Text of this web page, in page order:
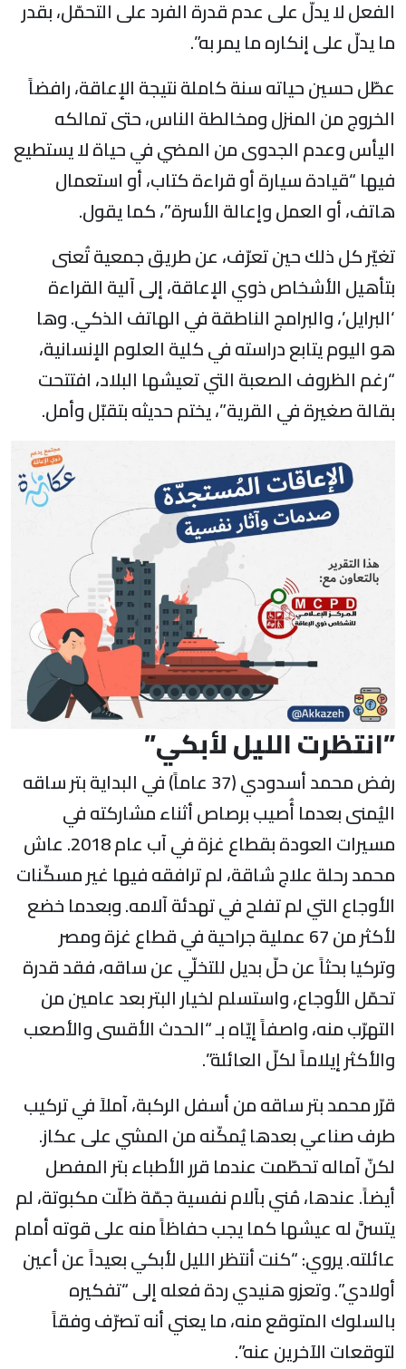
الفعل لا يدلّ على عدم قدرة الفرد على التحمّل، بقدر
ما يدلّ على إنكاره ما يمر به”.
عطّل حسين حياته سنة كاملة نتيجة الإعاقة، رافضاً
الخروج من المنزل ومخالطة الناس، حتى تمالكه
اليأس وعدم الجدوى من المضي في حياة لا يستطيع
فيها “قيادة سيارة أو قراءة كتاب، أو استعمال
هاتف، أو العمل وإعالة الأسرة”، كما يقول.
تغيّر كل ذلك حين تعرّف، عن طريق جمعية تُعنى
بتأهيل الأشخاص ذوي الإعاقة، إلى آلية القراءة
‘البرايل’، والبرامج الناطقة في الهاتف الذكي. وها
هو اليوم يتابع دراسته في كلية العلوم الإنسانية،
“رغم الظروف الصعبة التي تعيشها البلاد، افتتحت
بقالة صغيرة في القرية”، يختم حديثه بتقبّل وأمل.
”انتظرت الليل لأبكي”
رفض محمد أسدودي (37 عاماً) في البداية بتر ساقه
اليُمنى بعدما أُصيب برصاص أثناء مشاركته في
مسيرات العودة بقطاع غزة في آب عام 2018. عاش
محمد رحلة علاج شاقة، لم ترافقه فيها غير مسكّنات
الأوجاع التي لم تفلح في تهدئة آلامه. وبعدما خضع
لأكثر من 67 عملية جراحية في قطاع غزة ومصر
وتركيا بحثاً عن حلّ بديل للتخلّي عن ساقه، فقد قدرة
تحمّل الأوجاع، واستسلم لخيار البتر بعد عامين من
التهرّب منه، واصفاً إيّاه بـ “الحدث الأقسى والأصعب
والأكثر إيلاماً لكلّ العائلة”.
قرّر محمد بتر ساقه من أسفل الركبة، آملاً في تركيب
طرف صناعي بعدها يُمكّنه من المشي على عكاز.
لكنّ آماله تحطّمت عندما قرر الأطباء بتر المفصل
أيضاً. عندها، مُني بآلام نفسية جمّة ظلّت مكبوتة، لم
يتسنَّ له عيشها كما يجب حفاظاً منه على قوته أمام
عائلته. يروي: “كنت أنتظر الليل لأبكي بعيداً عن أعين
أولادي”. وتعزو هنيدي ردة فعله إلى “تفكيره
بالسلوك المتوقع منه، ما يعني أنه تصرّف وفقاً
لتوقعات الآخرين عنه”.